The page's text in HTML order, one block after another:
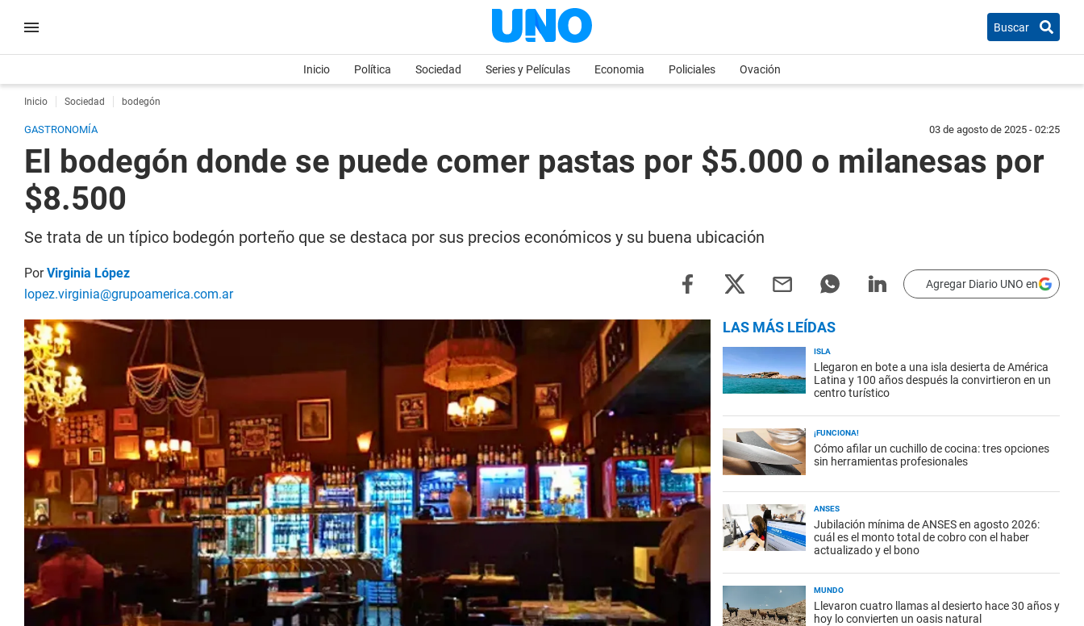
Buscar
Inicio Política Sociedad Series y Películas Economia Policiales Ovación
Inicio Sociedad bodegón
GASTRONOMÍA 03 de agosto de 2025 - 02:25
El bodegón donde se puede comer pastas por $5.000 o milanesas por
$8.500
Se trata de un típico bodegón porteño que se destaca por sus precios económicos y su buena ubicación
PorVirginia López
lopez.virginia@grupoamerica.com.ar
Agregar Diario UNO en
LAS MÁS LEÍDAS
ISLA
Llegaron en bote a una isla desierta de América
Latina y 100 años después la convirtieron en un
centro turístico
¡FUNCIONA!
Cómo afilar un cuchillo de cocina: tres opciones
sin herramientas profesionales
ANSES
Jubilación mínima de ANSES en agosto 2026:
cuál es el monto total de cobro con el haber
actualizado y el bono
MUNDO
Llevaron cuatro llamas al desierto hace 30 años y
hoy lo convierten un oasis natural